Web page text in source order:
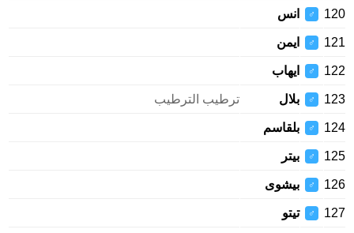
120
♂ انس
121
♂ ايمن
122
♂ ايهاب
123
♂ بلال ترطيب الترطيب
124
♂ بلقاسم
125
♂ بيتر
126
♂ بيشوى
127
♂ تيتو